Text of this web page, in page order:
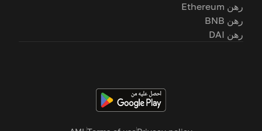
رهن Ethereum
رهن BNB
رهن DAI